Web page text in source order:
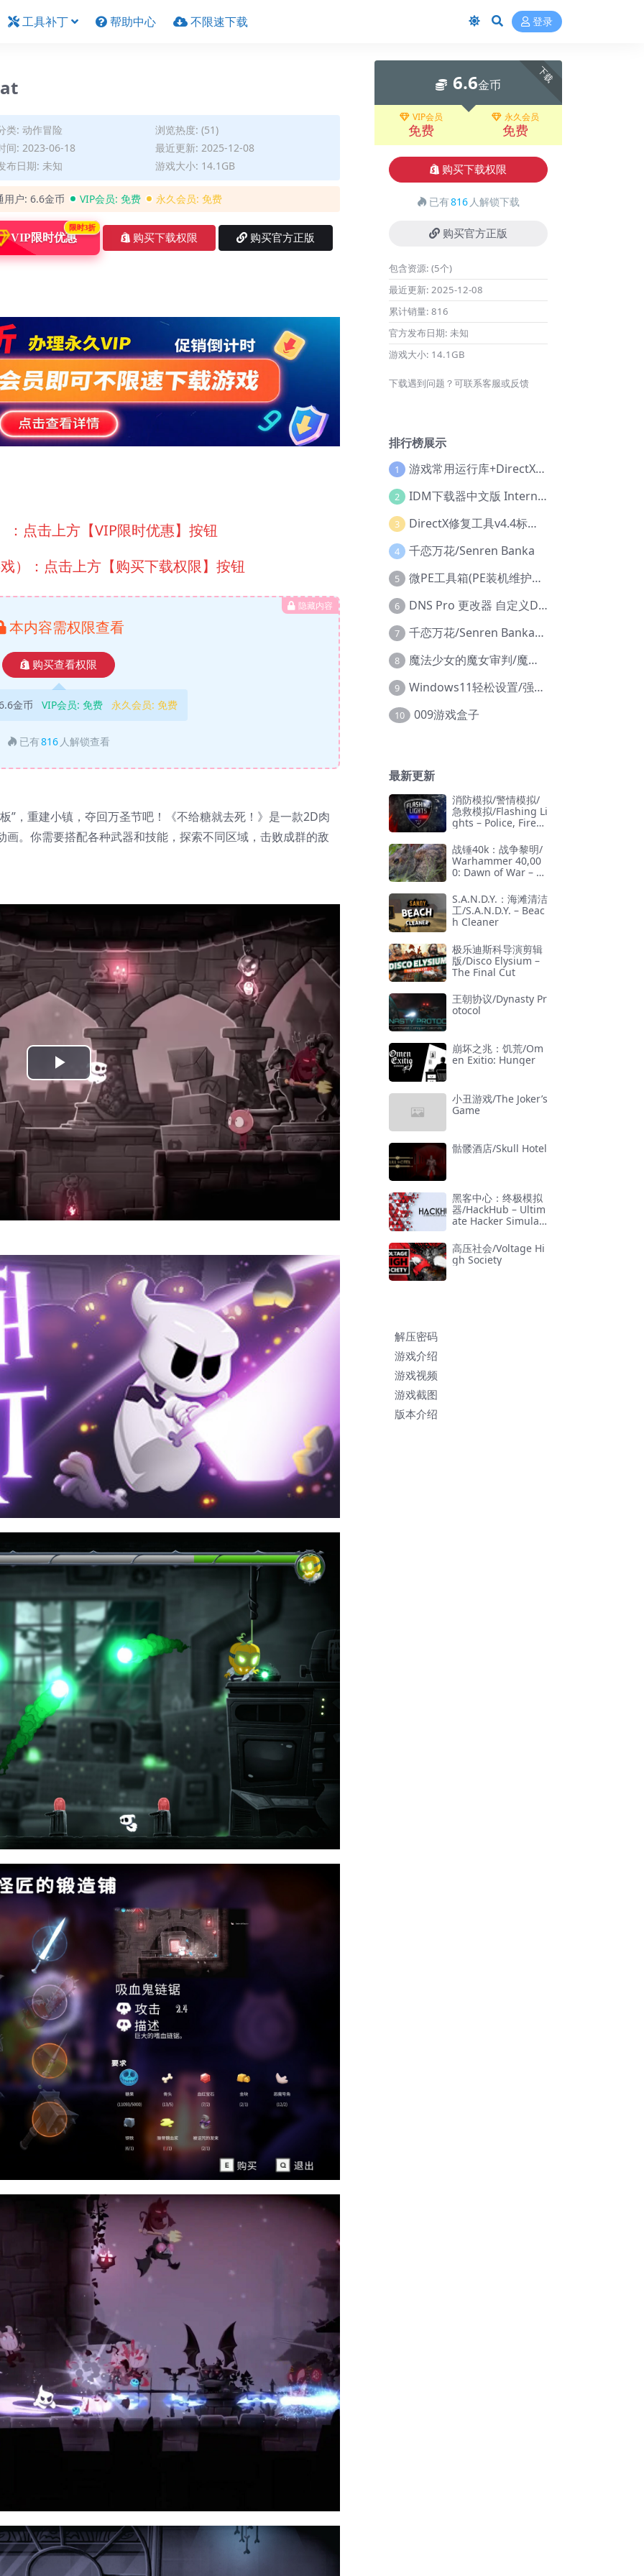
工具补丁 帮助中心 不限速下载 登录
类: 动作冒险
浏览热度: (51)
间: 2023-06-18
最近更新: 2025-12-08
布日期: 未知
游戏大小: 14.1GB
用户: 6.6金币 VIP会员: 免费 永久会员: 免费
VIP限时优惠
限时3折
购买下载权限 购买官方正版
点击上方【VIP限时优惠】按钮
）：点击上方【购买下载权限】按钮
隐藏内容
本内容需权限查看
购买查看权限
金币 VIP会员: 免费 永久会员: 免费
已有816 人解锁查看
”，重建小镇，夺回万圣节吧！《不给糖就去死！》是一款2D肉
。你需要搭配各种武器和技能，探索不同区域，击败成群的敌
Play
Video
下载
6.6金币
VIP会员
免费
永久会员
免费
购买下载权限
已有816 人解锁下载
购买官方正版
包含资源: (5个)
最近更新: 2025-12-08
累计销量: 816
官方发布日期: 未知
游戏大小: 14.1GB
下载遇到问题？可联系客服或反馈
排行榜展示
1 游戏常用运行库+DirectX修复增强版
2 IDM下载器中文版 Internet Download Manager v6.42.36 IDM
3 DirectX修复工具v4.4标准版+增强版+在线修复版
4 千恋万花/Senren Banka
5 微PE工具箱(PE装机维护工具) v2.3官方正式版
6 DNS Pro 更改器 自定义DNS修改
7 千恋万花/Senren Banka/安卓版
8 魔法少女的魔女审判/魔法少女ノ魔女裁判
9 Windows11轻松设置/强力禁止WD等/兼容Win10
10 009游戏盒子
最新更新
消防模拟/警情模拟/
急救模拟/Flashing Li
ghts – Police, Firefi
Services Simulator
战锤40k：战争黎明/
Warhammer 40,00
0: Dawn of War – D
S.A.N.D.Y.：海滩清洁
工/S.A.N.D.Y. – Beac
h Cleaner
极乐迪斯科导演剪辑
版/Disco Elysium –
The Final Cut
王朝协议/Dynasty Pr
otocol
崩坏之兆：饥荒/Om
en Exitio: Hunger
小丑游戏/The Joker’s
Game
骷髅酒店/Skull Hotel
黑客中心：终极模拟
器/HackHub – Ultim
ate Hacker Simulat
高压社会/Voltage Hi
gh Society
解压密码
游戏介绍
游戏视频
游戏截图
版本介绍